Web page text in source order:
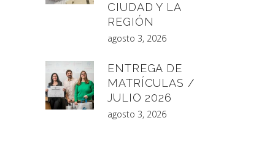
CIUDAD Y LA
REGIÓN
agosto 3, 2026
ENTREGA DE
MATRÍCULAS /
JULIO 2026
agosto 3, 2026